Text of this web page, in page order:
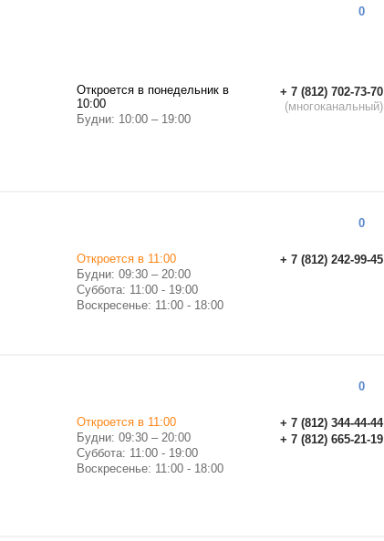
0
+ 7 (812) 702-73-70
(многоканальный)
Откроется в понедельник в
10:00
Будни: 10:00 – 19:00
0
+ 7 (812) 242-99-45
Откроется в 11:00
Будни: 09:30 – 20:00
Суббота: 11:00 - 19:00
Воскресенье: 11:00 - 18:00
0
+ 7 (812) 344-44-44
+ 7 (812) 665-21-19
Откроется в 11:00
Будни: 09:30 – 20:00
Суббота: 11:00 - 19:00
Воскресенье: 11:00 - 18:00